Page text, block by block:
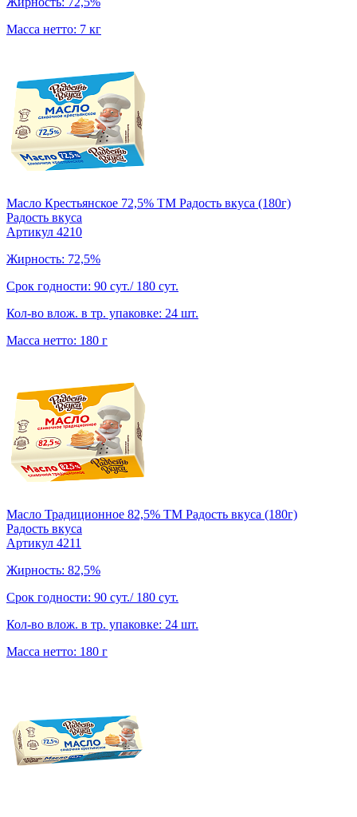
Масса нетто: 7 кг
Масло Крестьянское 72,5% TM Радость вкуса (180г)
Радость вкуса
Артикул 4210
Жирность: 72,5%
Срок годности: 90 сут./ 180 сут.
Кол-во влож. в тр. упаковке: 24 шт.
Масса нетто: 180 г
Масло Традиционное 82,5% TM Радость вкуса (180г)
Радость вкуса
Артикул 4211
Жирность: 82,5%
Срок годности: 90 сут./ 180 сут.
Кол-во влож. в тр. упаковке: 24 шт.
Масса нетто: 180 г